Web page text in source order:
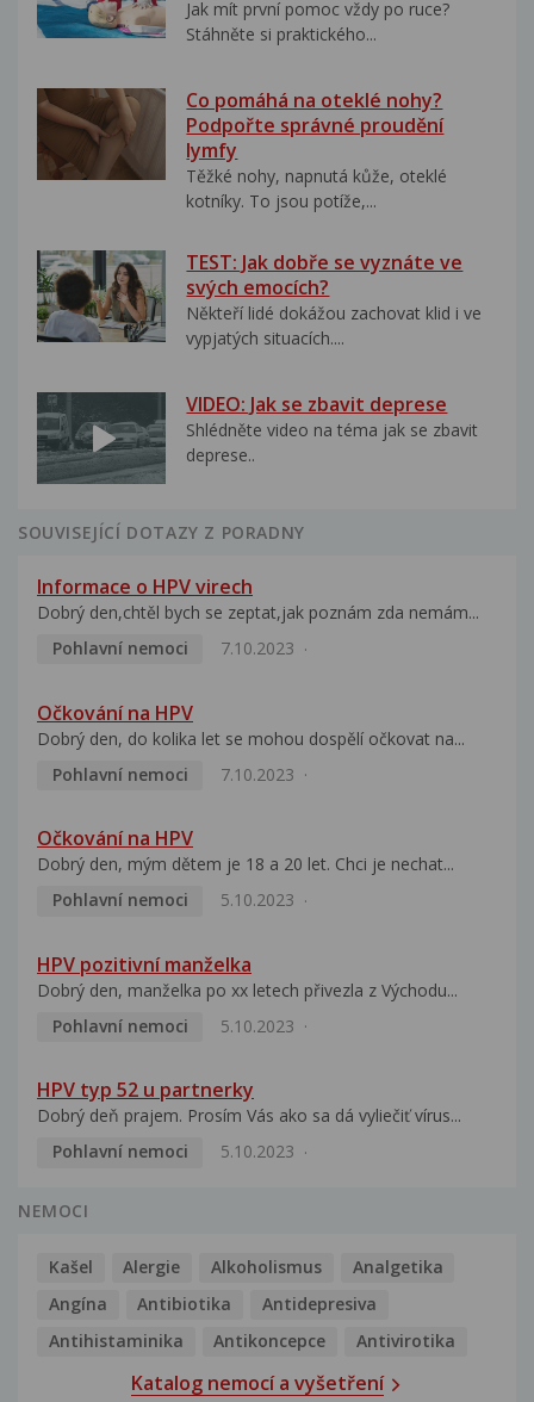
Jak mít první pomoc vždy po ruce?
Stáhněte si praktického...
Co pomáhá na oteklé nohy?
Podpořte správné proudění
lymfy
Těžké nohy, napnutá kůže, oteklé
kotníky. To jsou potíže,...
TEST: Jak dobře se vyznáte ve
svých emocích?
Někteří lidé dokážou zachovat klid i ve
vypjatých situacích....
VIDEO: Jak se zbavit deprese
Shlédněte video na téma jak se zbavit
deprese..
SOUVISEJÍCÍ DOTAZY Z PORADNY
Informace o HPV virech
Dobrý den,chtěl bych se zeptat,jak poznám zda nemám...
Pohlavní nemoci
7.10.2023
Očkování na HPV
Dobrý den, do kolika let se mohou dospělí očkovat na...
Pohlavní nemoci
7.10.2023
Očkování na HPV
Dobrý den, mým dětem je 18 a 20 let. Chci je nechat...
Pohlavní nemoci
5.10.2023
HPV pozitivní manželka
Dobrý den, manželka po xx letech přivezla z Východu...
Pohlavní nemoci
5.10.2023
HPV typ 52 u partnerky
Dobrý deň prajem. Prosím Vás ako sa dá vyliečiť vírus...
Pohlavní nemoci
5.10.2023
NEMOCI
Kašel Alergie Alkoholismus
Analgetika
Angína
Antibiotika
Antidepresiva
Antihistaminika
Antikoncepce Antivirotika
Katalog nemocí a vyšetření